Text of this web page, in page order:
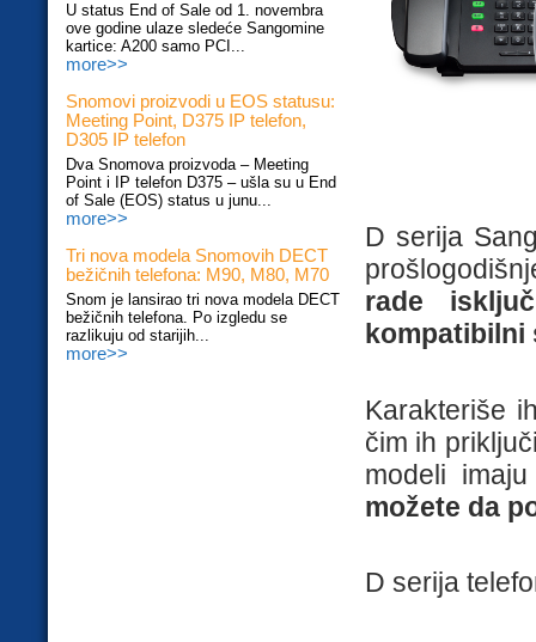
U status End of Sale od 1. novembra
ove godine ulaze sledeće Sangomine
kartice: A200 samo PCI...
more>>
Snomovi proizvodi u EOS statusu:
Meeting Point, D375 IP telefon,
D305 IP telefon
Dva Snomova proizvoda – Meeting
Point i IP telefon D375 – ušla su u End
of Sale (EOS) status u junu...
more>>
Tri nova modela Snomovih DECT
bežičnih telefona: M90, M80, M70
Snom je lansirao tri nova modela DECT
bežičnih telefona. Po izgledu se
razlikuju od starijih...
more>>
D serija
rade
kompatibilni
Karakteriše
čim ih
modeli
možete da
D serija